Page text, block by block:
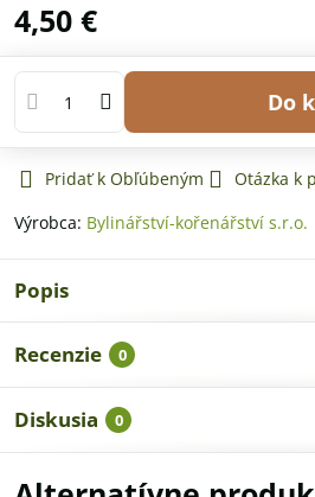
4,50 €
Do
Pridať k Obľúbeným Otázka k
Výrobca: Bylinářství-kořenářství s.r.o.
Popis
Recenzie 0
Diskusia 0